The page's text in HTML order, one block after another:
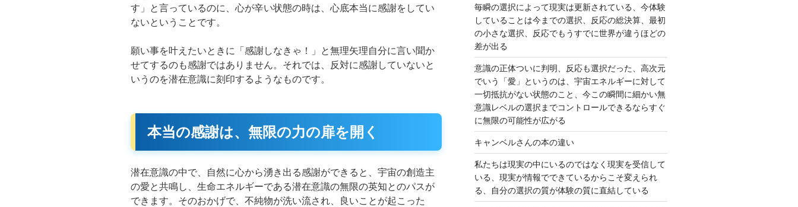
す」と言っているのに、心が辛い状態の時は、心底本当に感謝をしてい
ないということです。
願い事を叶えたいときに「感謝しなきゃ！」と無理矢理自分に言い聞か
せてするのも感謝ではありません。それでは、反対に感謝していないと
いうのを潜在意識に刻印するようなものです。
本当の感謝は、無限の力の扉を開く
潜在意識の中で、自然に心から湧き出る感謝ができると、宇宙の創造主
の愛と共鳴し、生命エネルギーである潜在意識の無限の英知とのパスが
できます。そのおかげで、不純物が洗い流され、良いことが起こった
毎瞬の選択によって現実は更新されている、今体験
していることは今までの選択、反応の総決算、最初
の小さな選択、反応でもうすでに世界が違うほどの
差が出る
意識の正体ついに判明、反応も選択だった、高次元
でいう「愛」というのは、宇宙エネルギーに対して
一切抵抗がない状態のこと、今この瞬間に細かい無
意識レベルの選択までコントロールできるならすぐ
に無限の可能性が広がる
キャンベルさんの本の違い
私たちは現実の中にいるのではなく現実を受信して
いる、現実が情報でできているからこそ変えられ
る、自分の選択の質が体験の質に直結している